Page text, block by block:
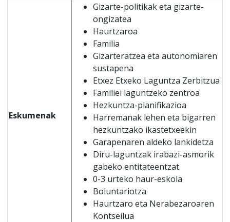
Eskumenak
Gizarte-politikak eta gizarte-
ongizatea
Haurtzaroa
Familia
Gizarteratzea eta autonomiaren
sustapena
Etxez Etxeko Laguntza Zerbitzua
Familiei laguntzeko zentroa
Hezkuntza-planifikazioa
Harremanak lehen eta bigarren
hezkuntzako ikastetxeekin
Garapenaren aldeko lankidetza
Diru-laguntzak irabazi-asmorik
gabeko entitateentzat
0-3 urteko haur-eskola
Boluntariotza
Haurtzaro eta Nerabezaroaren
Kontseilua